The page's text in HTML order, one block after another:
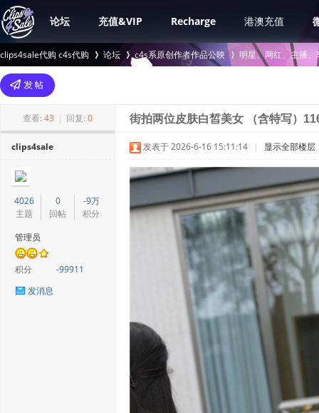
论坛 充值&VIP Recharge 港澳充值
clips4sale代购 c4s代购
>
论坛 c4s系原创作者作品公映
›
明星、网红、主播
查看: 43 | 回复: 0 街拍两位皮肤白皙美女 （含特写）
clips4sale
4026
主题
0
回帖
-9万
积分
管理员
积分
-99911
发消息
发表于 2026-6-16 15:11:14 | 显示全部楼层